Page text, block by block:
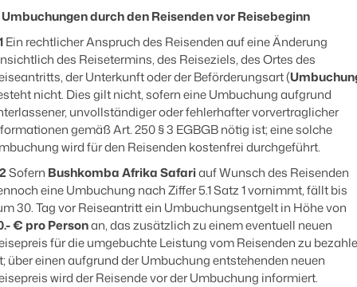
Umbuchungen durch den Reisenden vor Reisebeginn
Ein rechtlicher Anspruch des Reisenden auf eine Änderung
des Reisetermins, des Reiseziels, des Ortes des
der Unterkunft oder der Beförderungsart (
nicht. Dies gilt nicht, sofern eine Umbuchung aufgrund
unvollständiger oder fehlerhafter vorvertraglicher
gemäß Art. 250 § 3 EGBGB nötig ist; eine solche
wird für den Reisenden kostenfrei durchgeführt.
Sofern Bushkomba Afrika Safariauf Wunsch des Reisenden
eine Umbuchung nach Ziffer 5.1 Satz 1 vornimmt, fällt bis
30. Tag vor Reiseantritt ein Umbuchungsentgelt in Höhe von
€ pro Personan, das zusätzlich zu einem eventuell neuen
für die umgebuchte Leistung vom Reisenden zu
über einen aufgrund der Umbuchung entstehenden neuen
wird der Reisende vor der Umbuchung informiert.